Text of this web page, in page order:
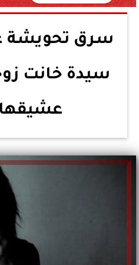
سرق تحويشة
سيدة خانت
عشيقها